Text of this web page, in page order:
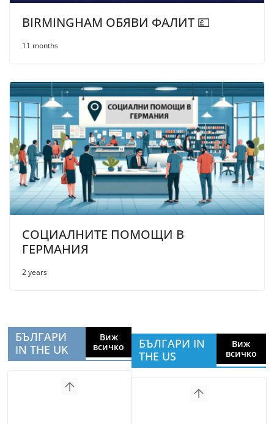
BIRMINGHAM ОБЯВИ ФАЛИТ 💷
11 months
СОЦИАЛНИТЕ ПОМОЩИ В
ГЕРМАНИЯ
2 years
БЪЛГАРИ
IN THE UK
Виж
всичко
БЪЛГАРИ IN
THE US
Виж
всичко